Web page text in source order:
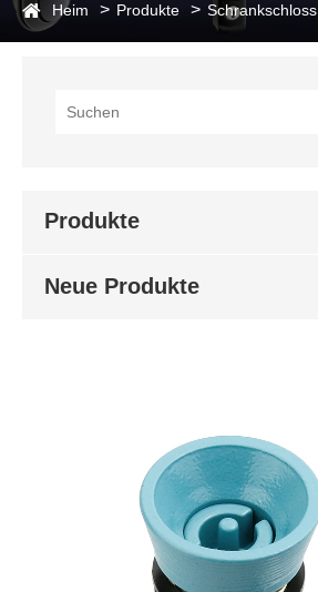
Heim Produkte Schrankschloss
Produkte
Neue Produkte